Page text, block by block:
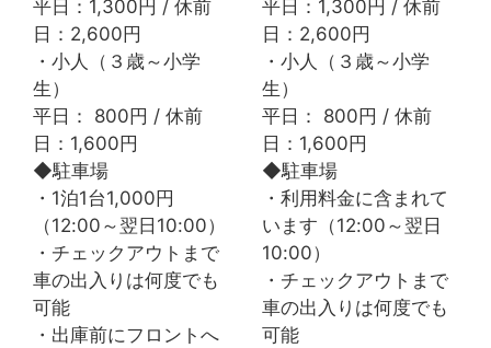
公式サイト限定
会員サービスのご案内
特別特典でお得にご宿泊いただけます
平日：1,300円 / 休前
日：2,600円
・小人（３歳～小学
生）
平日： 800円 / 休前
日：1,600円
◆駐車場
・1泊1台1,000円
（12:00～翌日10:00）
・チェックアウトまで
車の出入りは何度でも
可能
・出庫前にフロントへ
平日：1,300円 / 休前
日：2,600円
・小人（３歳～小学
生）
平日： 800円 / 休前
日：1,600円
◆駐車場
・利用料金に含まれて
います（12:00～翌日
10:00）
・チェックアウトまで
車の出入りは何度でも
可能